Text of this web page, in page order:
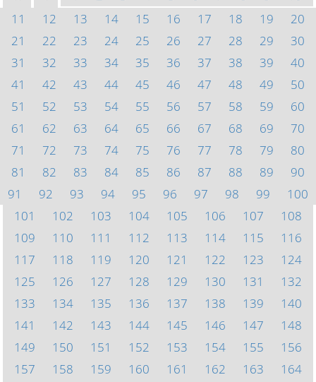
11
12 13 14 15 16 17 18 19
20
21
22 23 24 25 26 27 28 29
30
31
32 33 34 35 36 37 38 39
40
41
42 43 44 45 46 47 48 49
50
51
52 53 54 55 56 57 58 59
60
61
62 63 64 65 66 67 68 69
70
71
72 73 74 75 76 77 78 79
80
81
82 83 84 85 86 87 88 89
90
91
92 93 94 95 96 97 98 99
100
101
102 103 104 105 106 107
108
109
110 111 112 113 114 115
116
117
118 119 120 121 122 123
124
125
126 127 128 129 130 131
132
133
134 135 136 137 138 139
140
141
142 143 144 145 146 147
148
149
150 151 152 153 154 155
156
157
158 159 160 161 162 163
164